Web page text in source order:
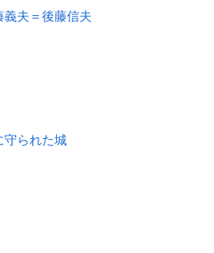
義夫＝後藤信夫
守られた城